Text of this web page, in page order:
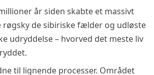
år siden skabte et massivt
røgsky de sibiriske fælder og udløste
udryddelse – hvorved det meste liv
til lignende processer. Området